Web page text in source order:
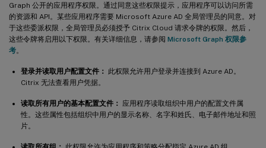
Graph 公开的应用程序权限。通过同意这些权限提示，应用程序可以访问所需
的资源和 API。某些应用程序需要 Microsoft Azure AD 全局管理员的同意。对
于这些委派权限，全局管理员必须授予 Citrix Cloud 请求令牌的权限。然后，
这些令牌将启用以下权限。有关详细信息，请参阅 Microsoft Graph 权限参
考。
登录并读取用户配置文件：
此权限允许用户登录并连接到 Azure AD。
Citrix 无法查看用户凭据。
读取所有用户的基本配置文件：
应用程序读取组织中用户的配置文件属
性。这些属性包括组织中用户的显示名称、名字和姓氏、电子邮件地址和照
片。